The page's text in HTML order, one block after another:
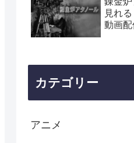
見れ
動画配
カテゴリー
アニメ